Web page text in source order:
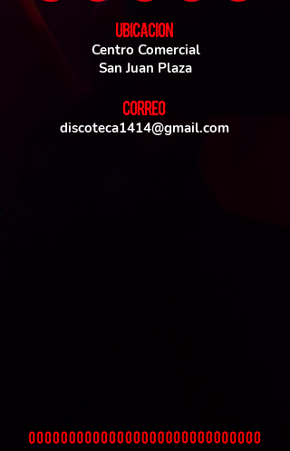
UBICACIoN
Centro Comercial
San Juan Plaza
CORREO
discoteca1414@gmail.com